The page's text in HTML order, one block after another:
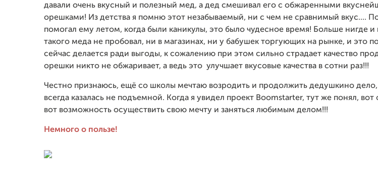
давали очень вкусный и полезный мед, а дед смешивал его с обжаренными
орешками! Из детства я помню этот незабываемый, ни с чем не сравнимый вкус....
помогал ему летом, когда были каникулы, это было чудесное время! Больше нигде и
такого меда не пробовал, ни в магазинах, ни у бабушек торгующих на рынке, и это
сейчас делается ради выгоды, к сожалению при этом сильно страдает качество
орешки никто не обжаривает, а ведь это улучшает вкусовые качества в сотни раз!!!
Честно признаюсь, ещё со школы мечтаю возродить и продолжить дедушкино
всегда казалась не подъемной. Когда я увидел проект Boomstarter, тут же понял, вот
вот возможность осуществить свою мечту и заняться любимым делом!!!
Немного о пользе!